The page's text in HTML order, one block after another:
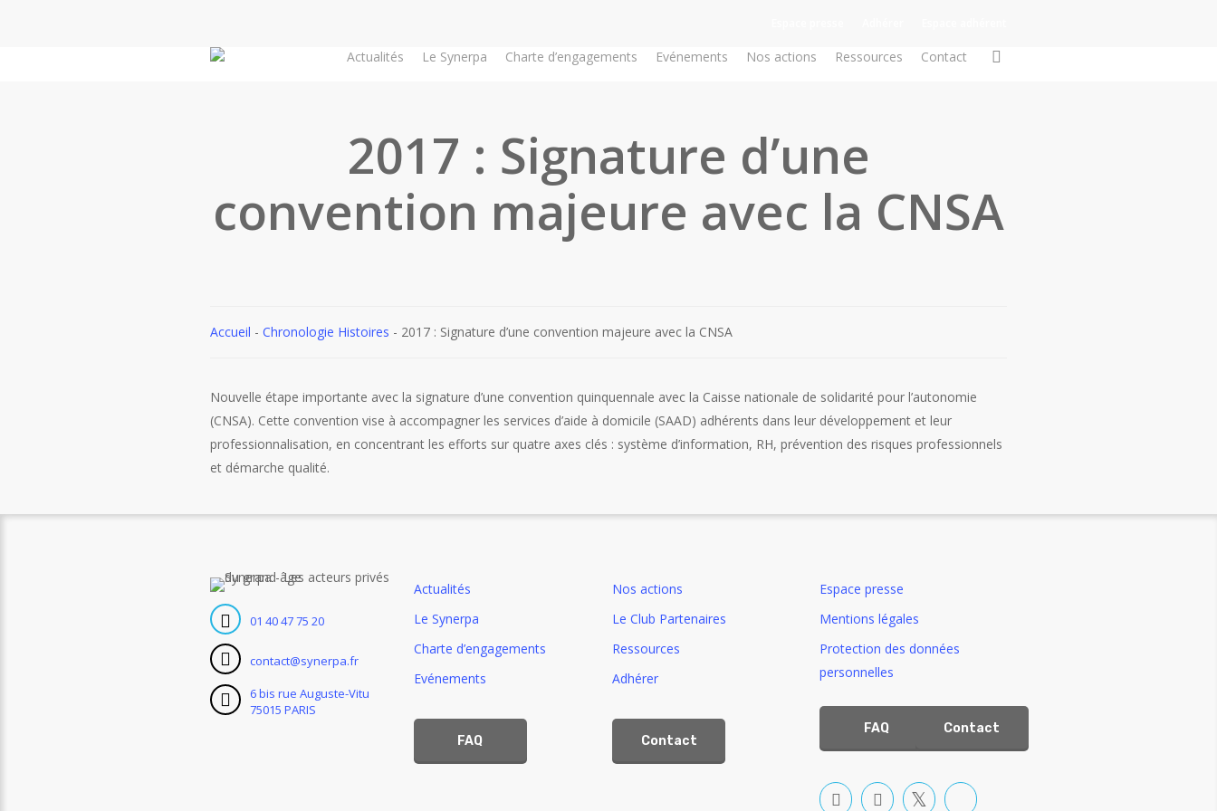
Actualités Le Synerpa Charte d’engagements Evénements Nos actions Ressources Contact
2017 : Signature d’une
convention majeure avec la CNSA
Accueil - Chronologie Histoires - 2017 : Signature d’une convention majeure avec la CNSA
Nouvelle étape importante avec la signature d’une convention quinquennale avec la Caisse nationale de solidarité pour l’autonomie
(CNSA). Cette convention vise à accompagner les services d’aide à domicile (SAAD) adhérents dans leur développement et leur
professionnalisation, en concentrant les efforts sur quatre axes clés : système d’information, RH, prévention des risques professionnels
et démarche qualité.
01 40 47 75 20
contact@synerpa.fr
6 bis rue Auguste-Vitu
75015 PARIS
Actualités
Le Synerpa
Charte d’engagements
Evénements
Nos actions
Le Club Partenaires
Ressources
Adhérer
FAQ Contact
Espace presse
Mentions légales
Protection des données
personnelles
FAQ Contact